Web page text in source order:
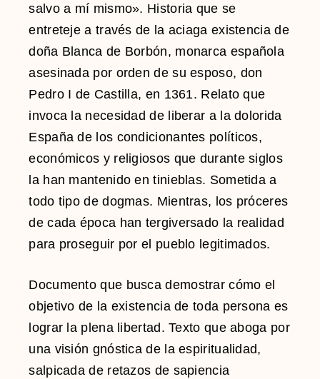
salvo a mí mismo». Historia que se
entreteje a través de la aciaga existencia de
doña Blanca de Borbón, monarca española
asesinada por orden de su esposo, don
Pedro I de Castilla, en 1361. Relato que
invoca la necesidad de liberar a la dolorida
España de los condicionantes políticos,
económicos y religiosos que durante siglos
la han mantenido en tinieblas. Sometida a
todo tipo de dogmas. Mientras, los próceres
de cada época han tergiversado la realidad
para proseguir por el pueblo legitimados.
Documento que busca demostrar cómo el
objetivo de la existencia de toda persona es
lograr la plena libertad. Texto que aboga por
una visión gnóstica de la espiritualidad,
salpicada de retazos de sapiencia